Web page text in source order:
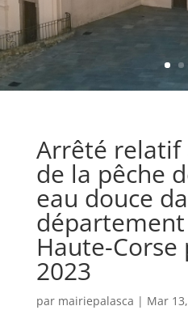
Arrêté relatif
de la pêche
eau douce
Haute-Corse
2023
par mairiepalasca | Mar